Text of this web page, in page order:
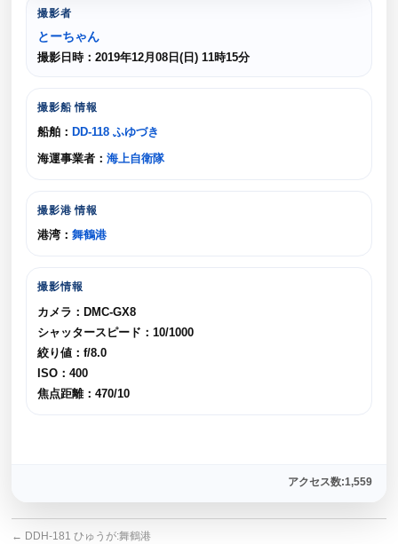
撮影者
とーちゃん
撮影日時：2019年12月08日(日) 11時15分
撮影船 情報
船舶： DD-118 ふゆづき
海運事業者：海上自衛隊
撮影港 情報
港湾：舞鶴港
撮影情報
カメラ：DMC-GX8
シャッタースピード：10/1000
絞り値：f/8.0
ISO：400
焦点距離：470/10
アクセス数:1,559
← DDH-181 ひゅうが:舞鶴港